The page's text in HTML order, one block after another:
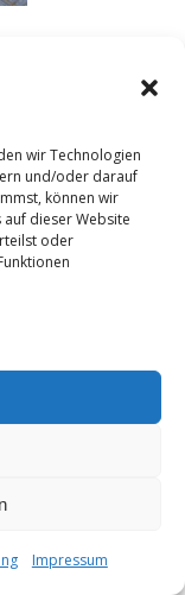
wir Technologien
und/oder darauf
können wir
dieser Website
oder
Impressum
Realisierung